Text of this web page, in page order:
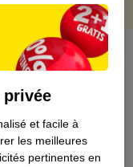
privée
et facile à
les meilleures
pertinentes en